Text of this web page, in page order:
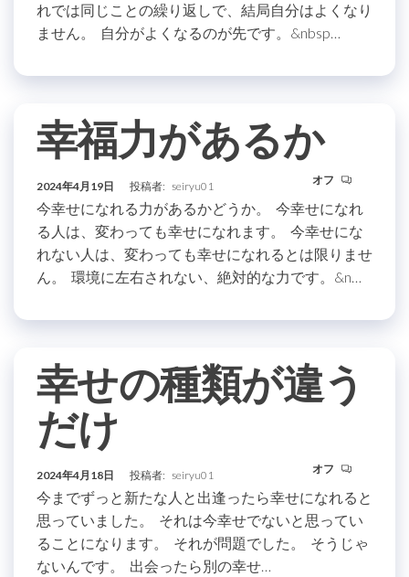
れでは同じことの繰り返しで、結局自分はよくなり
ません。 自分がよくなるのが先です。&nbsp…
幸福力があるか
2024年4月19日 投稿者: seiryu01 オフ
今幸せになれる力があるかどうか。 今幸せになれ
る人は、変わっても幸せになれます。 今幸せにな
れない人は、変わっても幸せになれるとは限りませ
ん。 環境に左右されない、絶対的な力です。&n…
幸せの種類が違う
だけ
2024年4月18日 投稿者: seiryu01 オフ
今までずっと新たな人と出逢ったら幸せになれると
思っていました。 それは今幸せでないと思ってい
ることになります。 それが問題でした。 そうじゃ
ないんです。 出会ったら別の幸せ…